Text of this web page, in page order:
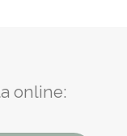
online: